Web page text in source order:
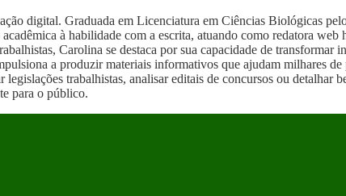
digital. Graduada em Licenciatura em Ciências Biológicas
à habilidade com a escrita, atuando como redatora web
Carolina se destaca por sua capacidade de transformar
a produzir materiais informativos que ajudam milhares de
trabalhistas, analisar editais de concursos ou detalhar
para o público.